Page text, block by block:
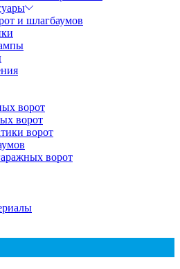
и шлагбаумов
ворот
ворот
ворот
ворот